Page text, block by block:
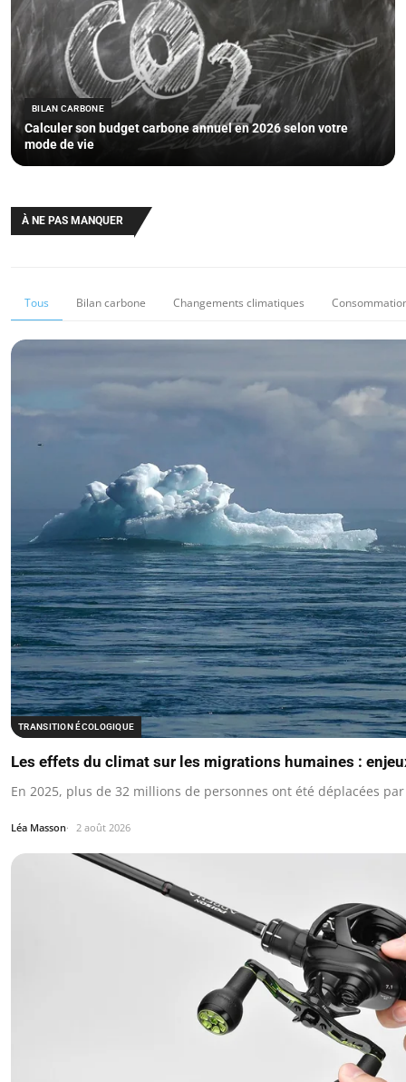
BILAN CARBONE
Calculer son budget carbone annuel en 2026 selon votre
mode de vie
À NE PAS MANQUER
Tous Bilan carbone Changements climatiques
TRANSITION ÉCOLOGIQUE
Les effets du climat sur les migrations humaines :
En 2025, plus de 32 millions de personnes ont été déplacées
Léa Masson 2 août 2026